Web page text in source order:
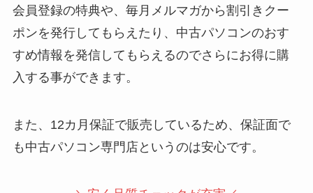
会員登録の特典や、毎月メルマガから割引きクー
ポンを発行してもらえたり、中古パソコンのおす
すめ情報を発信してもらえるのでさらにお得に購
入する事ができます。
また、12カ月保証で販売しているため、保証面で
も中古パソコン専門店というのは安心です。